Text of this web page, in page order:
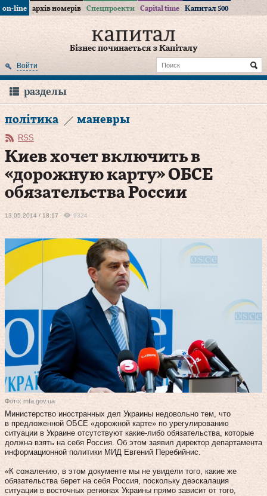
on-line архів номерів Спецпроекти Capital time Капитал 500
Бізнес починається з Капіталу
Войти
разделы
політика маневры
RSS
Киев хочет включить в
«дорожную карту» ОБСЕ
обязательства России
13.05.2014 / 18:17 9324
Фото: mfa.gov.ua
Министерство иностранных дел Украины недовольно тем, что
в предложенной ОБСЕ «дорожной карте» по урегулированию
ситуации в Украине отсутствуют какие-либо обязательства, которые
должна взять на себя Россия. Об этом заявил директор департамента
информационной политики МИД Евгений Перебийнис.
«К сожалению, в этом документе мы не увидели того, какие же
обязательства берет на себя Россия, поскольку деэскалация
ситуации в восточных регионах Украины прямо зависит от того,